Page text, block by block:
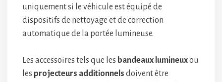
uniquement si le véhicule est équipé de
dispositifs de nettoyage et de correction
automatique de la portée lumineuse.
Les accessoires tels que les bandeaux lumineuxou
les projecteurs additionnels doivent être